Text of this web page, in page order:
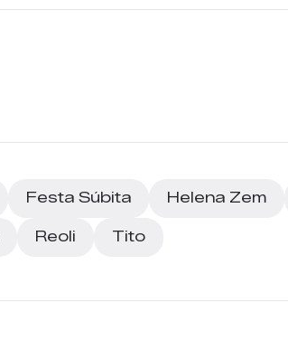
Festa Súbita Helena Zem
Reoli Tito